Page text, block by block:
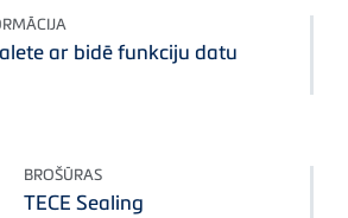
ar bidē funkciju datu
BROŠŪRAS
TECE Sealing